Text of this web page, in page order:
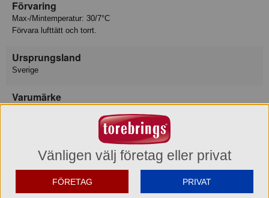
Förvaring
Max-/Mintemperatur: 30/7°C
Förvara lufttätt och torrt.
Ursprungsland
Sverige
Varumärke
Konsumentkontakt
Arvid Nordquist HAB
08-799 18 00
Hemsida
www.arvidnordquist.se
Vänligen välj företag eller privat
FÖRETAG PRIVAT